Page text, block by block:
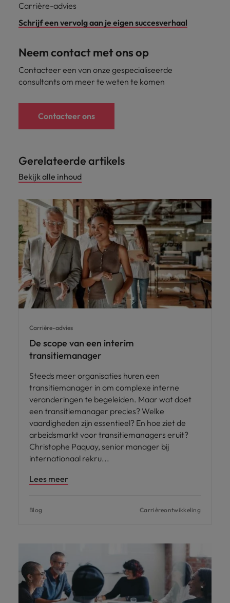
Carrière-advies
Schrijf een vervolg aan je eigen succesverhaal
Neem contact met ons op
Contacteer een van onze gespecialiseerde
consultants om meer te weten te komen
Contacteer ons
Gerelateerde artikels
Bekijk alle inhoud
Carrière-advies
De scope van een interim
transitiemanager
Steeds meer organisaties huren een
transitiemanager in om complexe interne
veranderingen te begeleiden. Maar wat doet
een transitiemanager precies? Welke
vaardigheden zijn essentieel? En hoe ziet de
arbeidsmarkt voor transitiemanagers eruit?
Christophe Paquay, senior manager bij
internationaal rekru
Lees meer
Blog Carrièreontwikkeling